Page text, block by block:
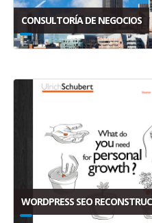
CONSULTORÍA DE NEGOCIOS
WORDPRESS SEO